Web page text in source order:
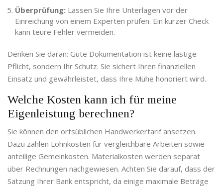
Überprüfung: Lassen Sie Ihre Unterlagen vor der
Einreichung von einem Experten prüfen. Ein kurzer Check
kann teure Fehler vermeiden.
Denken Sie daran: Gute Dokumentation ist keine lästige
Pflicht, sondern Ihr Schutz. Sie sichert Ihren finanziellen
Einsatz und gewährleistet, dass Ihre Mühe honoriert wird.
Welche Kosten kann ich für meine
Eigenleistung berechnen?
Sie können den ortsüblichen Handwerkertarif ansetzen.
Dazu zählen Lohnkosten für vergleichbare Arbeiten sowie
anteilige Gemeinkosten. Materialkosten werden separat
über Rechnungen nachgewiesen. Achten Sie darauf, dass der
Satzung Ihrer Bank entspricht, da einige maximale Beträge